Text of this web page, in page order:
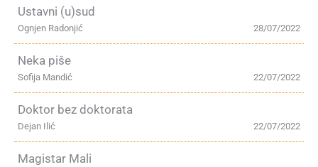
Ustavni (u)sud
28/07/2022
Ognjen Radonjić
Neka piše
22/07/2022
Sofija Mandić
Doktor bez doktorata
22/07/2022
Dejan Ilić
Magistar Mali